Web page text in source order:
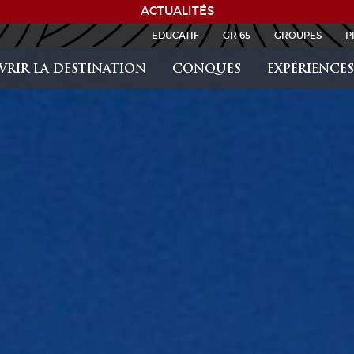
ACTUALITÉS
LA DESTINATION CONQUES EXPÉRIENCES
EDUCATIF GR 65 GROUPES